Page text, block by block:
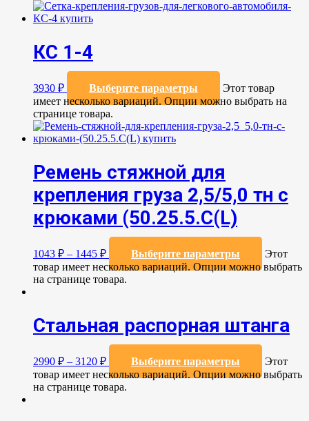
КС 1-4
3930 ₽ Выберите параметры
Этот товар
имеет несколько вариаций. Опции можно выбрать на
странице товара.
Ремень стяжной для
крепления груза 2,5/5,0 тн с
крюками (50.25.5.C(L)
1043 ₽ – 1445 ₽ Выберите параметры
Этот
товар имеет несколько вариаций. Опции можно выбрать
на странице товара.
Стальная распорная штанга
2990 ₽ – 3120 ₽ Выберите параметры
Этот
товар имеет несколько вариаций. Опции можно выбрать
на странице товара.